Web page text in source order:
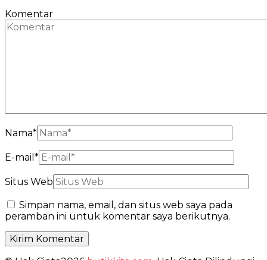
Komentar
Nama*
E-mail *
Situs Web
Simpan nama, email, dan situs web saya pada
peramban ini untuk komentar saya berikutnya.